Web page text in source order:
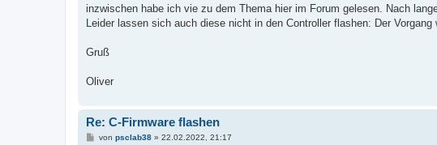
a
inzwischen habe ich vie zu dem Thema hier im Forum gelesen. Nach
Leider lassen sich auch diese nicht in den Controller flashen: Der
Gruß
Oliver
Re: C-Firmware flashen
Bvon psclab38» 22.02.2022, 21:17